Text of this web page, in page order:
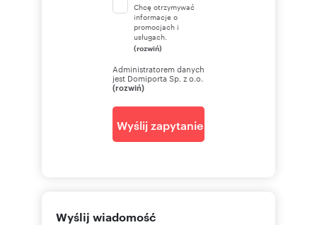
Chcę otrzymywać
informacje o
promocjach i
usługach.
(rozwiń)
Administratorem danych
jest Domiporta Sp. z o.o.
(rozwiń)
Wyślij zapytanie
Wyślij wiadomość